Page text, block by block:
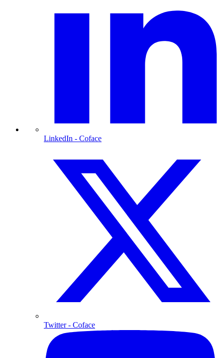
LinkedIn - Coface
Twitter- Coface